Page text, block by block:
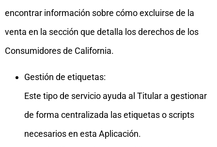
encontrar información sobre cómo excluirse de la
venta en la sección que detalla los derechos de los
Consumidores de California.
Gestión de etiquetas:
Este tipo de servicio ayuda al Titular a gestionar
de forma centralizada las etiquetas o scripts
necesarios en esta Aplicación.